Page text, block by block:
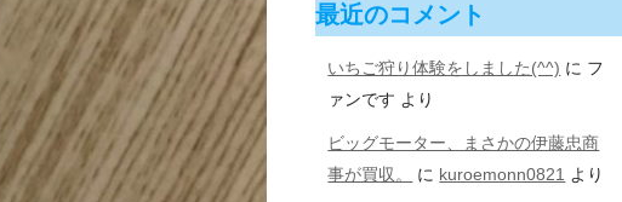
最近のコメント
いちご狩り体験をしました(^^) に フ
ァンです より
ビッグモーター、まさかの伊藤忠商
事が買収。
に kuroemonn0821 より